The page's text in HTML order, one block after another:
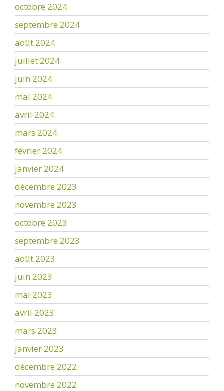
octobre 2024
septembre 2024
août 2024
juillet 2024
juin 2024
mai 2024
avril 2024
mars 2024
février 2024
janvier 2024
décembre 2023
novembre 2023
octobre 2023
septembre 2023
août 2023
juin 2023
mai 2023
avril 2023
mars 2023
janvier 2023
décembre 2022
novembre 2022